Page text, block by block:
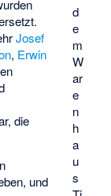
d
e
m
W
ar
e
n
h
a
u
s
Josef
, Erwin
die
und